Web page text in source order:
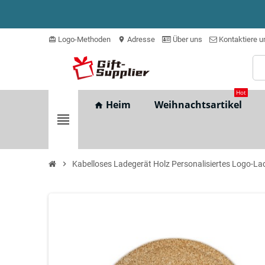
card_giftcard Logo-Methoden location_on Adresse Über uns Kontaktiere
view_headline
home Heim Weihnachtsartikel
Hot
chevron_right Kabelloses Ladegerät Holz Personalisiertes Logo-